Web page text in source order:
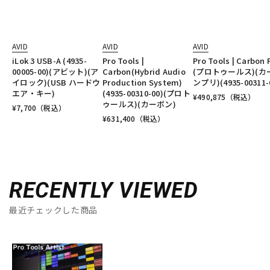
AVID
iLok 3 USB-A (4935-
00005-00)(アビット)(ア
イロック)(USB ハードウ
エア・キー)
¥7,700 （税込）
AVID
Pro Tools |
Carbon(Hybrid Audio
Production System)
(4935-00310-00)(プロト
ゥールス)(カーボン)
¥631,400 （税込）
AVID
Pro Tools | Carbon
(プロトゥールス)(カ
ンプリ)(4935-
¥490,875 （税込）
RECENTLY VIEWED
最近チェックした商品